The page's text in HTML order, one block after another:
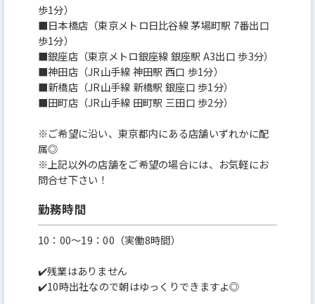
歩1分）
■日本橋店（東京メトロ日比谷線 茅場町駅 7番出口
歩1分）
■銀座店（東京メトロ銀座線 銀座駅 A3出口 歩3分）
■神田店（JR山手線 神田駅 西口 歩1分）
■新橋店（JR山手線 新橋駅 銀座口 歩1分）
■田町店（JR山手線 田町駅 三田口 歩2分）
※ご希望に沿い、東京都内にある店舗いずれかに配
属◎
※上記以外の店舗をご希望の場合には、お気軽にお
問合せ下さい！
勤務時間
10：00～19：00（実働8時間）
✔️残業はありません
✔️10時出社なので朝はゆっくりできますよ◎